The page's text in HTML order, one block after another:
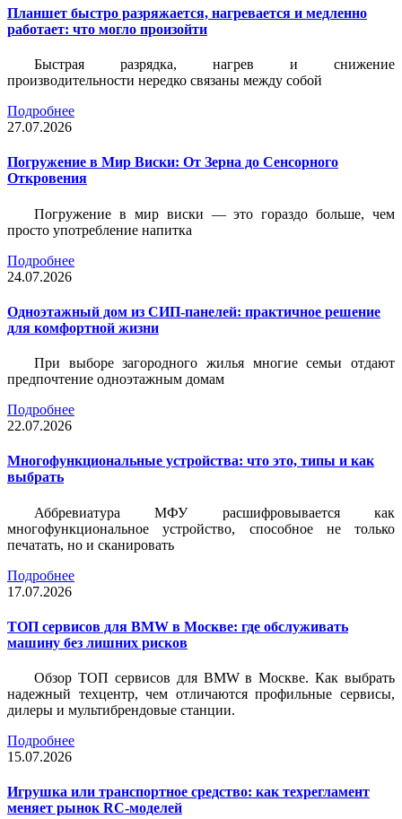
Планшет быстро разряжается, нагревается и медленно
работает: что могло произойти
Быстрая разрядка, нагрев и снижение
производительности нередко связаны между собой
Подробнее
27.07.2026
Погружение в Мир Виски: От Зерна до Сенсорного
Откровения
Погружение в мир виски — это гораздо больше, чем
просто употребление напитка
Подробнее
24.07.2026
Одноэтажный дом из СИП-панелей: практичное решение
для комфортной жизни
При выборе загородного жилья многие семьи отдают
предпочтение одноэтажным домам
Подробнее
22.07.2026
Многофункциональные устройства: что это, типы и как
выбрать
Аббревиатура МФУ расшифровывается как
многофункциональное устройство, способное не только
печатать, но и сканировать
Подробнее
17.07.2026
ТОП сервисов для BMW в Москве: где обслуживать
машину без лишних рисков
Обзор ТОП сервисов для BMW в Москве. Как выбрать
надежный техцентр, чем отличаются профильные сервисы,
дилеры и мультибрендовые станции.
Подробнее
15.07.2026
Игрушка или транспортное средство: как техрегламент
меняет рынок RC-моделей